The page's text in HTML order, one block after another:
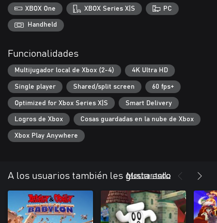
XBOX One XBOX Series X|S PC
Handheld
Funcionalidades
Multijugador local de Xbox (2-4) 4K Ultra HD
Single player Shared/split screen 60 fps+
Optimized for Xbox Series X|S Smart Delivery
Logros de Xbox Cosas guardadas en la nube de Xbox
Xbox Play Anywhere
A los usuarios también les gusta esto
Mostrar todo